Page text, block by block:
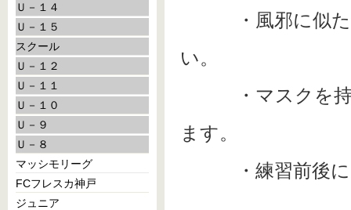
・風邪に似た症
い。
・マスクを持っ
ます。
・練習前後にう
Ｕ－１４
Ｕ－１５
スクール
Ｕ－１２
Ｕ－１１
Ｕ－１０
Ｕ－９
Ｕ－８
マッシモリーグ
FCフレスカ神戸
ジュニア